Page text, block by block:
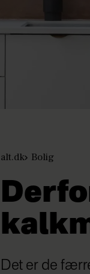
alt.dk Bolig
Det er de